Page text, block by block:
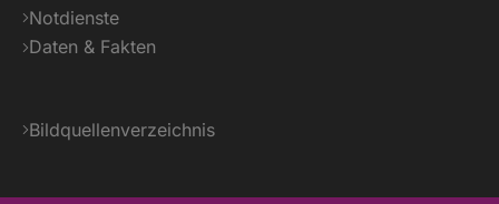
Notdienste
Daten & Fakten
Bildquellenverzeichnis